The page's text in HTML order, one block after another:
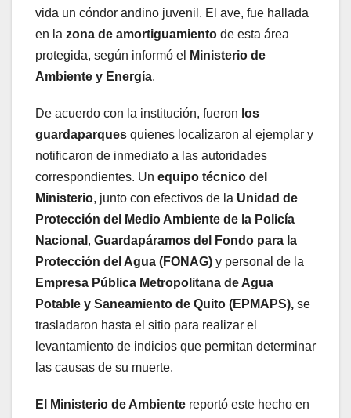
vida un cóndor andino juvenil. El ave, fue hallada
en la zona de amortiguamiento de esta área
protegida, según informó el
Ministerio de
Ambiente y Energía.
De acuerdo con la institución, fueron los
guardaparques quienes localizaron al ejemplar y
notificaron de inmediato a las autoridades
correspondientes. Un equipo técnico del
Ministerio, junto con efectivos de la Unidad de
Protección del Medio Ambiente de la Policía
Nacional , Guardapáramos del Fondo para la
Protección del Agua (FONAG) y personal de la
Empresa Pública Metropolitana de Agua
Potable y Saneamiento de Quito (EPMAPS), se
trasladaron hasta el sitio para realizar el
levantamiento de indicios que permitan determinar
las causas de su muerte.
El Ministerio de Ambiente reportó este hecho en